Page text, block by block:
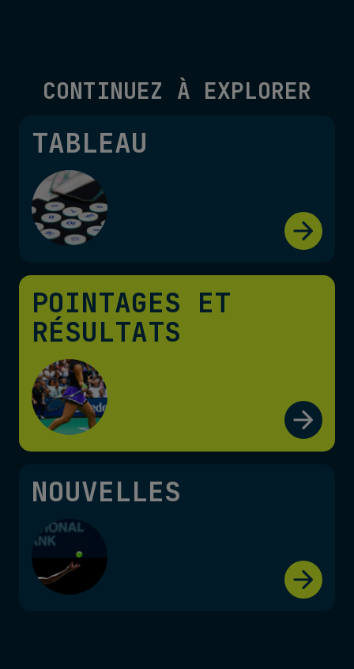
CONTINUEZ À EXPLORER
TABLEAU
POINTAGES ET
RÉSULTATS
NOUVELLES